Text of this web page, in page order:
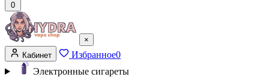
0
×
Кабинет
Избранное0
Электронные сигареты